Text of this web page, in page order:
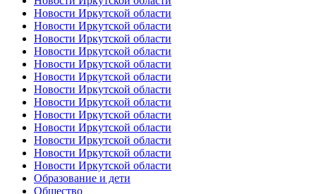
Новости Иркутской области
Новости Иркутской области
Новости Иркутской области
Новости Иркутской области
Новости Иркутской области
Новости Иркутской области
Новости Иркутской области
Новости Иркутской области
Новости Иркутской области
Новости Иркутской области
Новости Иркутской области
Новости Иркутской области
Новости Иркутской области
Образование и дети
Общество